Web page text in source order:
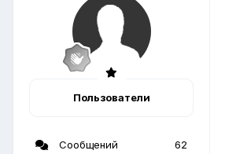
Пользователи
Сообщений 62